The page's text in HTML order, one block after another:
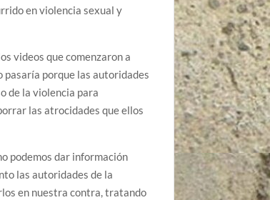
en violencia sexual y
videos que comenzaron a
pasaría porque las autoridades
de la violencia para
las atrocidades que ellos
podemos dar información
las autoridades de la
en nuestra contra, tratando